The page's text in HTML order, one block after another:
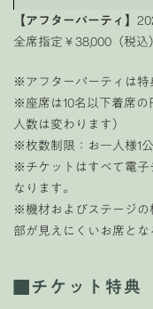
【アフターパーティ】
全席指定￥38,000（税込）
※アフターパーティは特
※座席は10名以下着席
人数は変わります）
※枚数制限：お一人様1
※チケットはすべて電子
なります。
※機材およびステージの
部が見えにくいお席とな
■チケット特典